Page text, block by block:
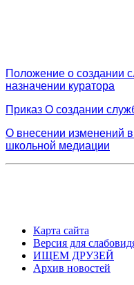
Положение о создании
назначении куратора
Приказ О создании
О внесении изменений
школьной медиации
Карта сайта
Версия для
ИЩЕМ ДРУЗЕЙ
Архив новостей